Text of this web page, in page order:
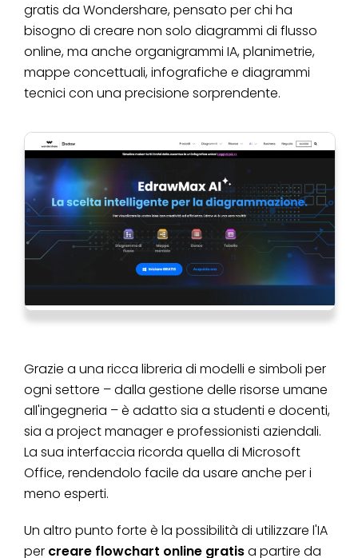
gratis da Wondershare, pensato per chi ha
bisogno di creare non solo diagrammi di flusso
online, ma anche organigrammi IA, planimetrie,
mappe concettuali, infografiche e diagrammi
tecnici con una precisione sorprendente.
Grazie a una ricca libreria di modelli e simboli per
ogni settore – dalla gestione delle risorse umane
all'ingegneria – è adatto sia a studenti e docenti,
sia a project manager e professionisti aziendali.
La sua interfaccia ricorda quella di Microsoft
Office, rendendolo facile da usare anche per i
meno esperti.
Un altro punto forte è la possibilità di utilizzare l'IA
per creare flowchart online gratisa partire da